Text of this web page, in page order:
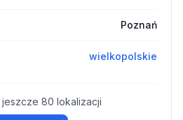
Poznań
wielkopolskie
80 lokalizacji